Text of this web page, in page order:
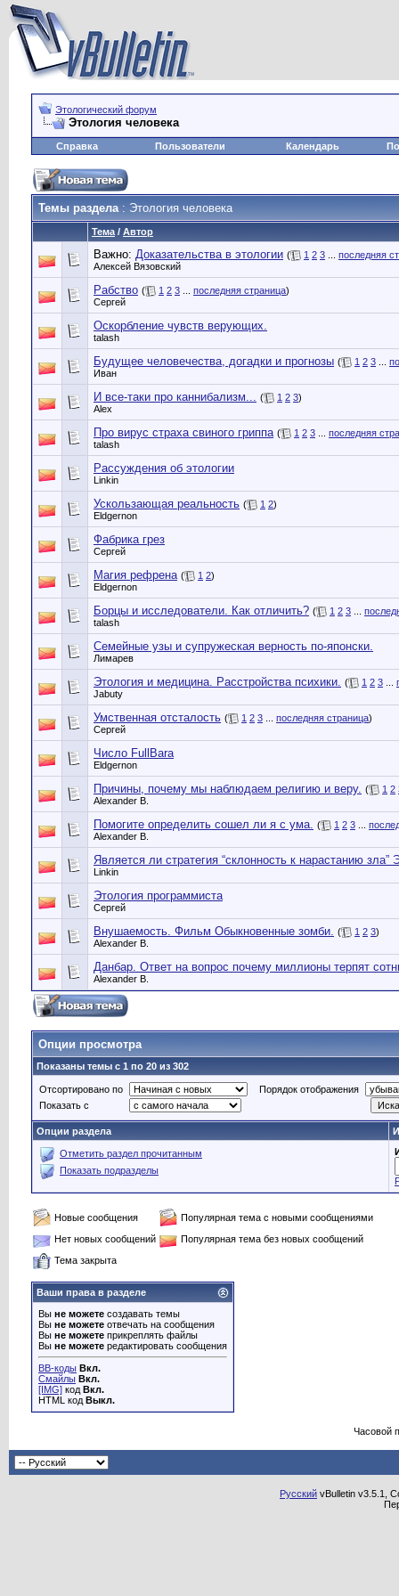
Этологический форум
Этология человека
Справка Пользователи Календарь
Темы раздела: Этология человека
Тема / Автор
Важно: Доказательства в этологии ( 1 2 3
последняя
Алексей Вязовский
Рабство ( 1 2 3 последняя страница)
Сергей
Оскорбление чувств верующих.
talash
Будущее человечества, догадки и прогнозы ( 1 2 3
Иван
И все-таки про каннибализм... ( 1 2 3)
Alex
Про вирус страха свиного гриппа ( 1 2 3
последняя
talash
Рассуждения об этологии
Linkin
Ускользающая реальность ( 1 2)
Eldgernon
Фабрика грез
Сергей
Магия рефрена ( 1 2)
Eldgernon
Борцы и исследователи. Как отличить? ( 1 2 3
talash
Семейные узы и супружеская верность по-японски.
Лимарев
Этология и медицина. Расстройства психики. ( 1 2 3
Jabuty
Умственная отсталость ( 1 2 3 последняя страница)
Сергей
Число FullBara
Eldgernon
Причины, почему мы наблюдаем религию и веру. ( 1 2
Alexander B.
Помогите определить сошел ли я с ума. ( 1 2 3
Alexander B.
Является ли стратегия “склонность к нарастанию зла”
Linkin
Этология программиста
Сергей
Внушаемость. Фильм Обыкновенные зомби. ( 1 2 3)
Alexander B.
Данбар. Ответ на вопрос почему миллионы терпят
Alexander B.
Опции просмотра
Показаны темы с 1 по 20 из 302
Отсортировано по
Порядок отображения
Показать с
Опции раздела
Отметить раздел прочитанным
Показать подразделы
Новые сообщения
Популярная тема с новыми сообщениями
Нет новых сообщений
Популярная тема без новых сообщений
Тема закрыта
Ваши права в разделе
Вы не можете создавать темы
Вы не можете отвечать на сообщения
Вы не можете прикреплять файлы
Вы не можете редактировать сообщения
BB-коды Вкл.
Смайлы Вкл.
[IMG] код Вкл.
HTML код Выкл.
Часовой
Русский vBulletin v3.5.1,